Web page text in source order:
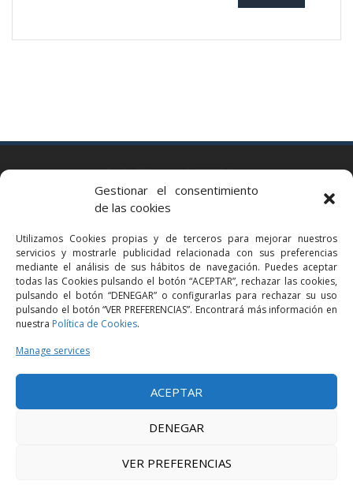
Gestionar el consentimiento
de las cookies
Utilizamos Cookies propias y de terceros para mejorar nuestros
servicios y mostrarle publicidad relacionada con sus preferencias
mediante el análisis de sus hábitos de navegación. Puedes aceptar
todas las Cookies pulsando el botón “ACEPTAR”, rechazar las cookies,
pulsando el botón “DENEGAR” o configurarlas para rechazar su uso
pulsando el botón “VER PREFERENCIAS”. Encontrará más información en
nuestra Política de Cookies.
Manage services
ACEPTAR
DENEGAR
VER PREFERENCIAS
Via Augusta 2 bis, 3º, 08006 Barcelona
bcn@bellavistalegal.eu
GRANOLLERS
C/ Sant Jaume, 16 1r, 08401 Granollers (Bcn)
+34 93 860 39 60
grn@bellavistalegal.eu
MADRID
C/ Serrano 114, 2º izq. 28006 Madrid.
+34 91 431 98 21 | +34 91 431 98 95
mad@bellavistalegal.eu
© 2016 Bellavista Legal - All rights reserved -Legal Notice